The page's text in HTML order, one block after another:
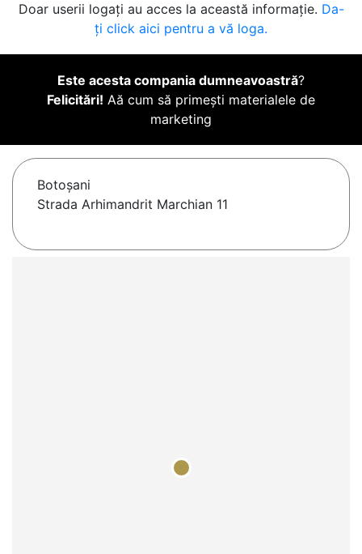
Doar userii logați au acces la această informație. Da-
ți click aici pentru a vă loga.
Este acesta compania dumneavoastră?
Felicitări! Aă cum să primești materialele de
marketing
Botoşani
Strada Arhimandrit Marchian 11